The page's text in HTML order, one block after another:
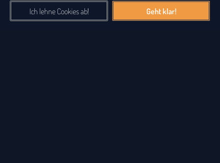
Ich lehne Cookies ab! Geht klar!
Wörter und auch ganze Sätze sein. Bei diesem Lexikon hingegen
geht es einzig um real existierende, einzelne Wörter, die durch